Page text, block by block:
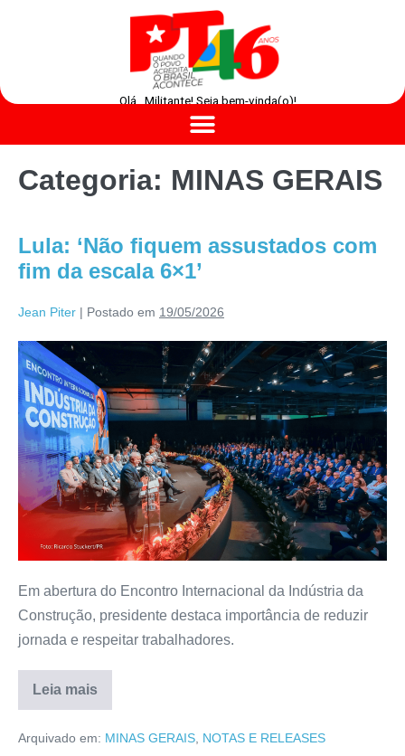
Olá , Militante! Seja bem-vinda(o)!
Categoria: MINAS GERAIS
Lula: ‘Não fiquem assustados com
fim da escala 6×1’
Jean Piter | Postado em 19/05/2026
Em abertura do Encontro Internacional da Indústria da
Construção, presidente destaca importância de reduzir
jornada e respeitar trabalhadores.
Leia mais
Arquivado em: MINAS GERAIS NOTAS E RELEASES